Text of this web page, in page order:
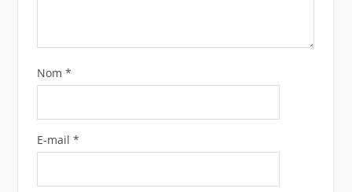
Nom *
E-mail *